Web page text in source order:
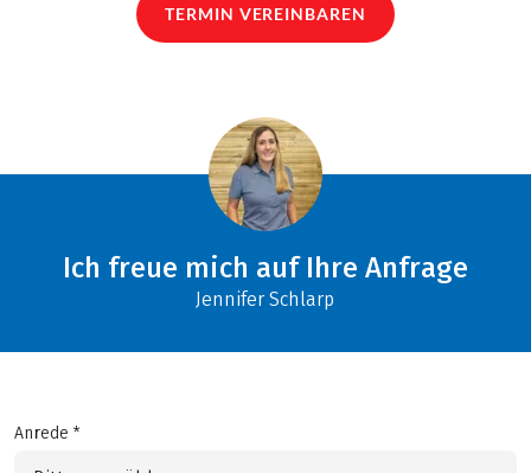
TERMIN VEREINBAREN
Ich freue mich auf Ihre Anfrage
Jennifer Schlarp
Anrede *